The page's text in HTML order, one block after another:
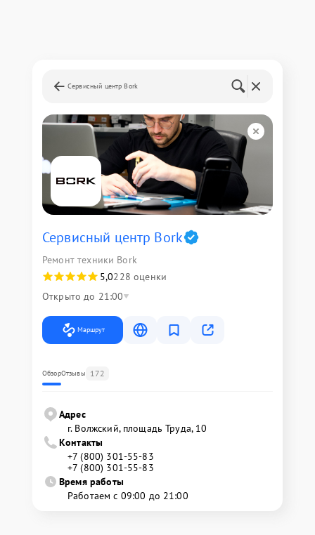
Сервисный центр Bork
Сервисный центр Bork
Ремонт техники Bork
5,0228 оценки
Открыто до 21:00
Маршрут
ОбзорОтзывы 172
Адрес
г. Волжский, площадь Труда, 10
Контакты
+7 (800) 301-55-83
+7 (800) 301-55-83
Время работы
Работаем с 09:00 до 21:00